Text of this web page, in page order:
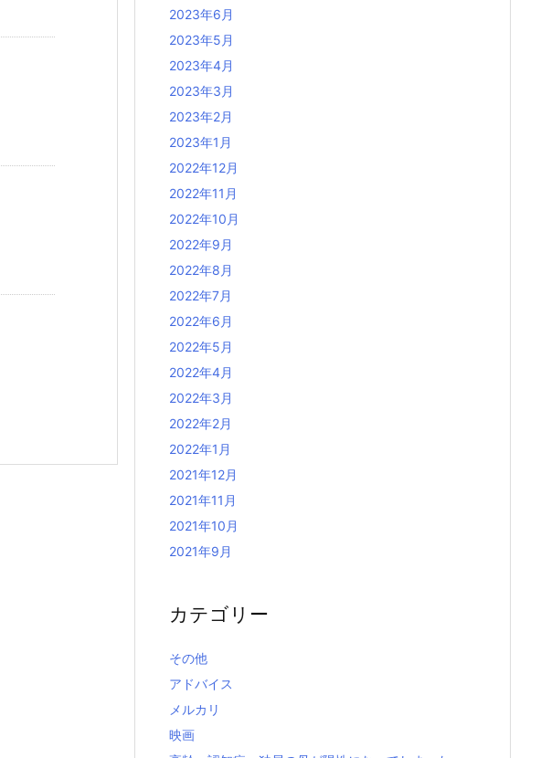
2023年6月
2023年5月
2023年4月
2023年3月
2023年2月
2023年1月
2022年12月
2022年11月
2022年10月
2022年9月
2022年8月
2022年7月
2022年6月
2022年5月
2022年4月
2022年3月
2022年2月
2022年1月
2021年12月
2021年11月
2021年10月
2021年9月
カテゴリー
その他
アドバイス
メルカリ
映画